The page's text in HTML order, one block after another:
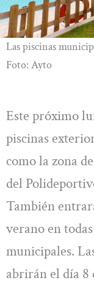
Las piscinas
Foto: Ayto
Este próximo
piscinas
como la zona
del
También
verano en
municipales.
abrirán el día 8